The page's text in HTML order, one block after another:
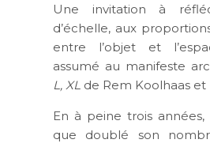
Une invitation à
d’échelle, aux
entre l’objet et
assumé au manifeste
L, XL de Rem Koolhaas et
En à peine trois
que doublé son